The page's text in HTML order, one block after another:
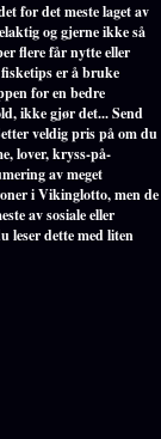
for det meste laget av
og gjerne ikke så
flere får nytte eller
fisketips er å bruke
for en bedre
ikke gjør det... Send
veldig pris på om du
lover, kryss-på-
av meget
i Vikinglotto, men de
av sosiale eller
leser dette med liten